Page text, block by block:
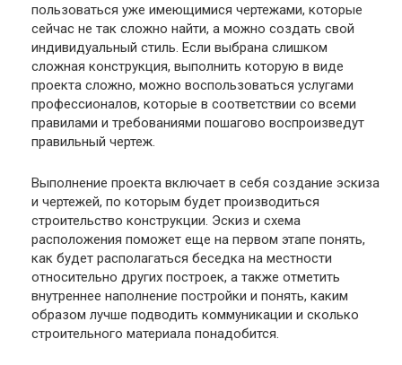
пользоваться уже имеющимися чертежами, которые
сейчас не так сложно найти, а можно создать свой
индивидуальный стиль. Если выбрана слишком
сложная конструкция, выполнить которую в виде
проекта сложно, можно воспользоваться услугами
профессионалов, которые в соответствии со всеми
правилами и требованиями пошагово воспроизведут
правильный чертеж.
Выполнение проекта включает в себя создание эскиза
и чертежей, по которым будет производиться
строительство конструкции. Эскиз и схема
расположения поможет еще на первом этапе понять,
как будет располагаться беседка на местности
относительно других построек, а также отметить
внутреннее наполнение постройки и понять, каким
образом лучше подводить коммуникации и сколько
строительного материала понадобится.